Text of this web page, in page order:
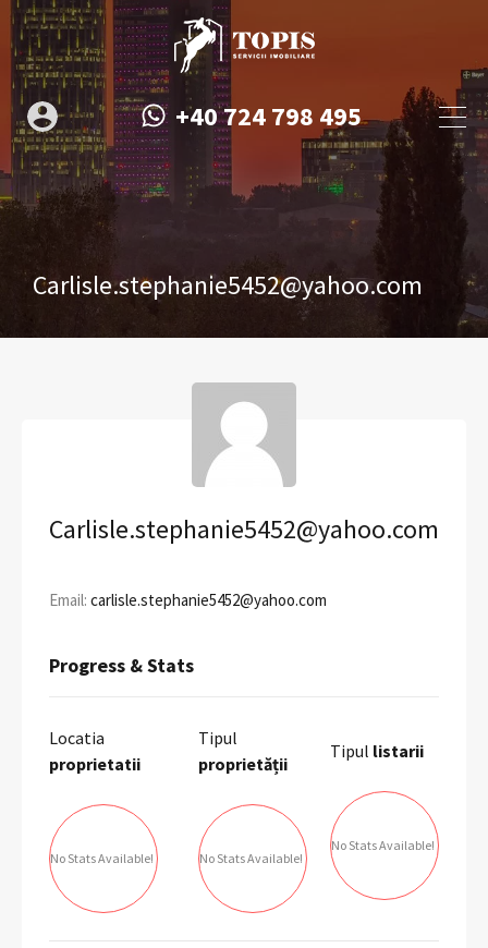
+40 724 798 495
Carlisle.stephanie5452@yahoo.com
Carlisle.stephanie5452@yahoo.com
Email: carlisle.stephanie5452@yahoo.com
Progress & Stats
Locatia
proprietatii
No Stats Available!
Tipul
proprietății
No Stats Available!
Tipul listarii
No Stats Available!